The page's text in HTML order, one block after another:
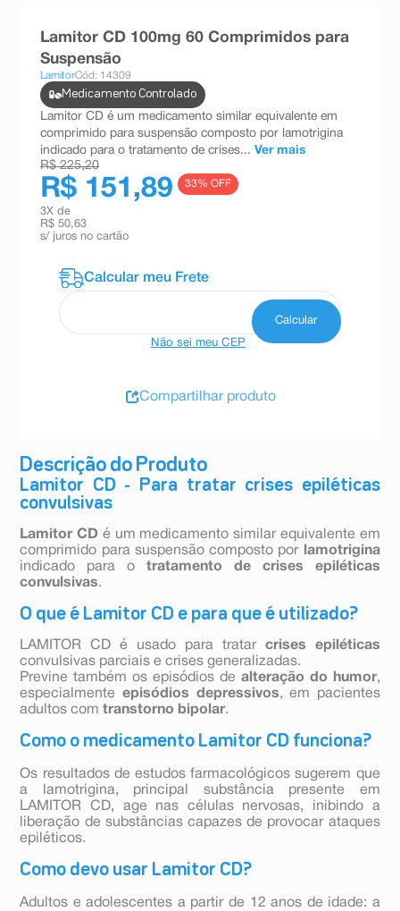
esmalte
10ºabsorvente
Descrição do Produto
Lamitor CD - Para tratar crises epiléticas
convulsivas
Lamitor CD é um medicamento similar equivalente em
comprimido para suspensão composto por
lamotrigina
indicado para o tratamento de crises epiléticas
convulsivas.
O que é Lamitor CD e para que é utilizado?
LAMITOR CD é usado para tratarcrises epiléticas
convulsivas parciais e crises generalizadas.
Previne também os episódios de alteração do humor,
especialmente episódios depressivos, em pacientes
adultos com transtorno bipolar.
Como o medicamento Lamitor CD funciona?
Os resultados de estudos farmacológicos sugerem que
a lamotrigina, principal substância presente em
LAMITOR CD, age nas células nervosas, inibindo a
liberação de substâncias capazes de provocar ataques
epiléticos.
Como devo usar Lamitor CD?
Adultos e adolescentes a partir de 12 anos de idade: a
Lamitor CD 100mg 60 Comprimidos para
Suspensão
LamitorCód: 14309
Medicamento Controlado
Lamitor CD é um medicamento similar equivalente em
comprimido para suspensão composto por lamotrigina
indicado para o tratamento de crises... Ver mais
R$ 225,20
R$ 151,89 33% OFF
3X de
R$ 50,63
s/ juros no cartão
Não sei meu CEP
Compartilhar produto